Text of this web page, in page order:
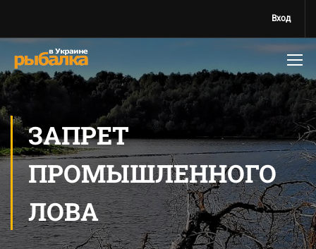
Вход
ЗАПРЕТ
ПРОМЫШЛЕННОГО
ЛОВА